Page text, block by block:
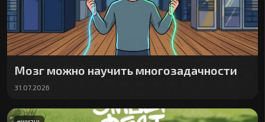
Мозг можно научить многозадачности
31.07.2026